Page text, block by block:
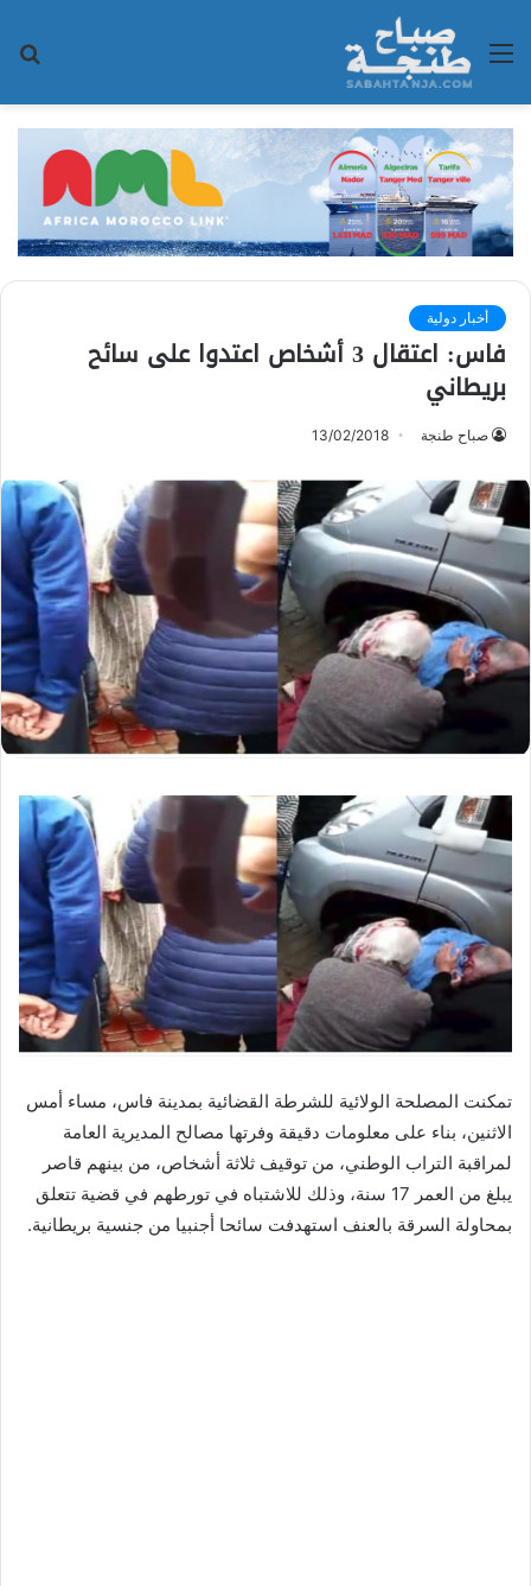
القائمة
أخبار دولية
فاس: اعتقال 3 أشخاص اعتدوا على سائح
بريطاني
صباح طنجة 13/02/2018
تمكنت المصلحة الولائية للشرطة القضائية بمدينة فاس، مساء أمس
الاثنين، بناء على معلومات دقيقة وفرتها مصالح المديرية العامة
لمراقبة التراب الوطني، من توقيف ثلاثة أشخاص، من بينهم قاصر
يبلغ من العمر 17 سنة، وذلك للاشتباه في تورطهم في قضية تتعلق
بمحاولة السرقة بالعنف استهدفت سائحا أجنبيا من جنسية بريطانية.